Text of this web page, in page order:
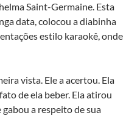
Saint-Germaine. Esta
data, colocou a diabinha
estilo karaokê, onde
vista. Ele a acertou. Ela
de ela beber. Ela atirou
gabou a respeito de sua